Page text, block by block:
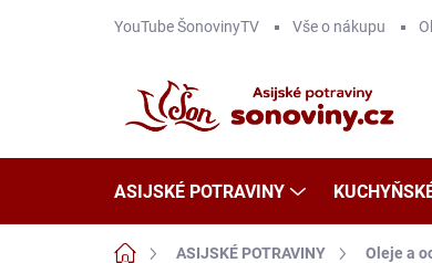
YouTube ŠonovinyTV Vše o nákupu
ASIJSKÉ POTRAVINY
Domů ASIJSKÉ POTRAVINY Oleje a